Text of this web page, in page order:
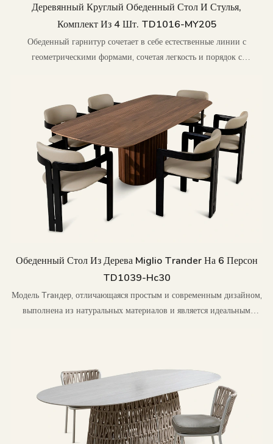
Деревянный Круглый Обеденный Стол И Стулья,
Комплект Из 4 Шт. TD1016-MY205
Обеденный гарнитур сочетает в себе естественные линии с
геометрическими формами, сочетая легкость и порядок с
Обеденный Стол Из Дерева Miglio Trander На 6 Персон
TD1039-Hc30
Модель Traндер, отличающаяся простым и современным дизайном,
выполнена из натуральных материалов и является идеальным